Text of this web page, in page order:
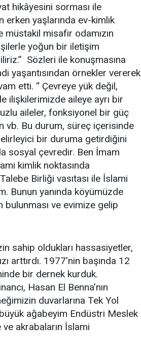
hikâyesini sorması ile
erken yaşlarında ev-kimlik
misafir odamızın
yoğun bir iletişim
Sözleri ile konuşmasına
yaşantısından örnekler vererek
etti. “ Çevreye yük değil,
ilişkilerimizde aileye ayrı bir
aileler, fonksiyonel bir güç
vb. Bu durum, süreç içerisinde
bir duruma getirdiğini
sosyal çevredir. Ben İmam
kimlik noktasında
Birliği vasıtası ile İslami
Bunun yanında köyümüzde
bulunması ve evimize gelip
sahip oldukları hassasiyetler,
arttırdı. 1977’nin başında 12
bir dernek kurduk.
Hasan El Benna’nın
duvarlarına Tek Yol
ağabeyim Endüstri Meslek
ve akrabaların İslami